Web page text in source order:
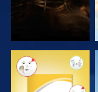
ΠΑΡΑΚΟΛΟΥΘΗΣΤΕ